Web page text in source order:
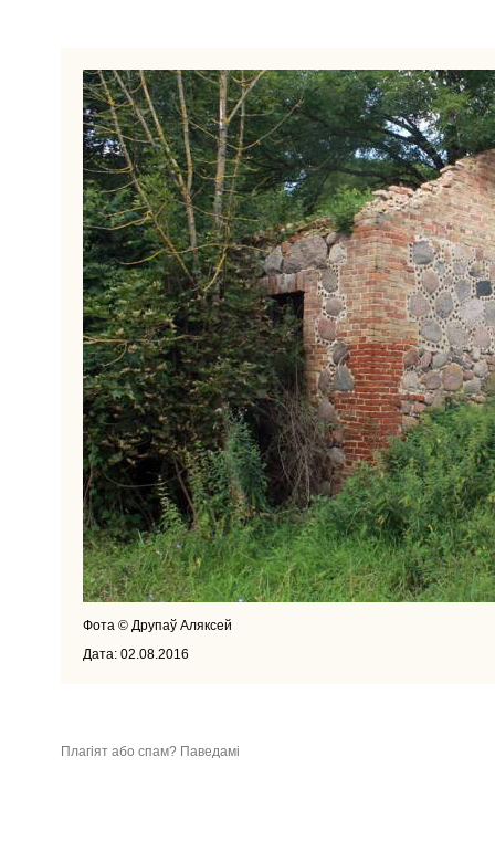
Фота © Друпаў Аляксей
Дата: 02.08.2016
Плагіят або спам? Паведамі